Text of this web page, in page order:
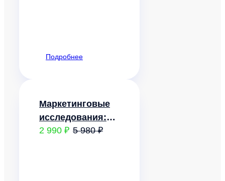
Подробнее
Маркетинговые
исследования:
теория и
2 990 ₽ 5 980 ₽